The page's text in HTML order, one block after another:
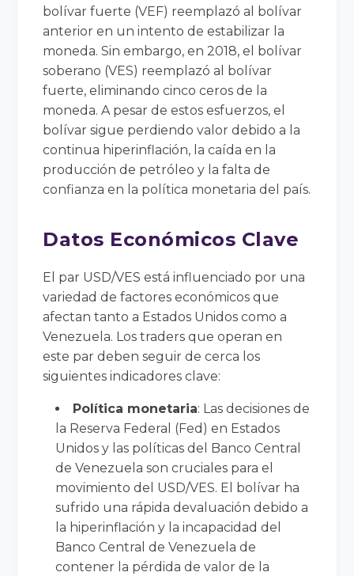
bolívar fuerte (VEF) reemplazó al bolívar
anterior en un intento de estabilizar la
moneda. Sin embargo, en 2018, el bolívar
soberano (VES) reemplazó al bolívar
fuerte, eliminando cinco ceros de la
moneda. A pesar de estos esfuerzos, el
bolívar sigue perdiendo valor debido a la
continua hiperinflación, la caída en la
producción de petróleo y la falta de
confianza en la política monetaria del país.
Datos Económicos Clave
El par USD/VES está influenciado por una
variedad de factores económicos que
afectan tanto a Estados Unidos como a
Venezuela. Los traders que operan en
este par deben seguir de cerca los
siguientes indicadores clave:
Política monetaria: Las decisiones de
la Reserva Federal (Fed) en Estados
Unidos y las políticas del Banco Central
de Venezuela son cruciales para el
movimiento del USD/VES. El bolívar ha
sufrido una rápida devaluación debido a
la hiperinflación y la incapacidad del
Banco Central de Venezuela de
contener la pérdida de valor de la